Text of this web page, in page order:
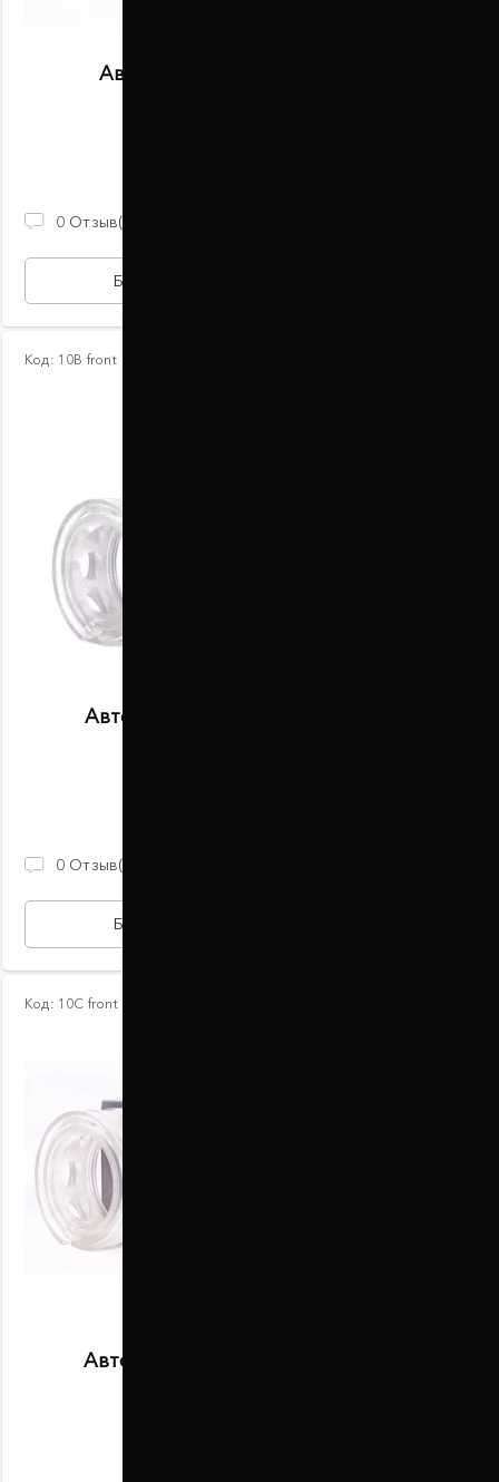
Автобаферы размер F задние
0 Отзыв(ов)
БЫСТРАЯ ПОКУПКА
Код: 10В front
Автобаферы размер B передние
0 Отзыв(ов)
БЫСТРАЯ ПОКУПКА
Код: 10С front
Автобаферы размер C передние